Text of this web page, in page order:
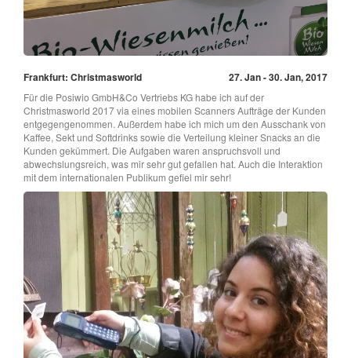
Frankfurt: Christmasworld 27. Jan - 30. Jan, 2017
Für die Posiwio GmbH&Co Vertriebs KG habe ich auf der
Christmasworld 2017 via eines mobilen Scanners Aufträge der Kunden
entgegengenommen. Außerdem habe ich mich um den Ausschank von
Kaffee, Sekt und Softdrinks sowie die Verteilung kleiner Snacks an die
Kunden gekümmert. Die Aufgaben waren anspruchsvoll und
abwechslungsreich, was mir sehr gut gefallen hat. Auch die Interaktion
mit dem internationalen Publikum gefiel mir sehr!